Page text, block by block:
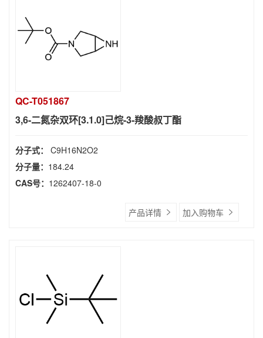
QC-T051867
3,6-二氮杂双环[3.1.0]己烷-3-羧酸叔丁酯
分子式： C9H16N2O2
分子量： 184.24
CAS号： 1262407-18-0
产品详情 加入购物车